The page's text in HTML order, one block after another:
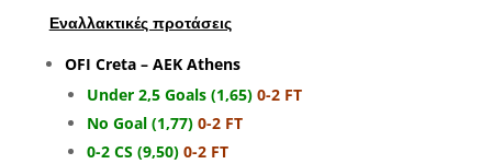
Εναλλακτικές προτάσεις
OFI Creta – AEK Athens
Under 2,5 Goals (1,65)0-2 FT
No Goal (1,77)0-2 FT
0-2 CS (9,50)0-2 FT